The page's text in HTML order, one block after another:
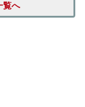
覧へ